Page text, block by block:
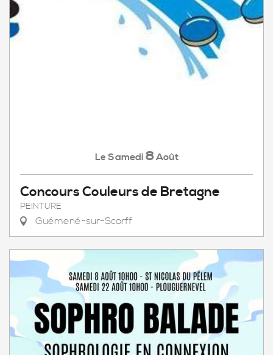
Le Samedi 8 Août
Concours Couleurs de Bretagne
PEINTURE
Guémené-sur-Scorff